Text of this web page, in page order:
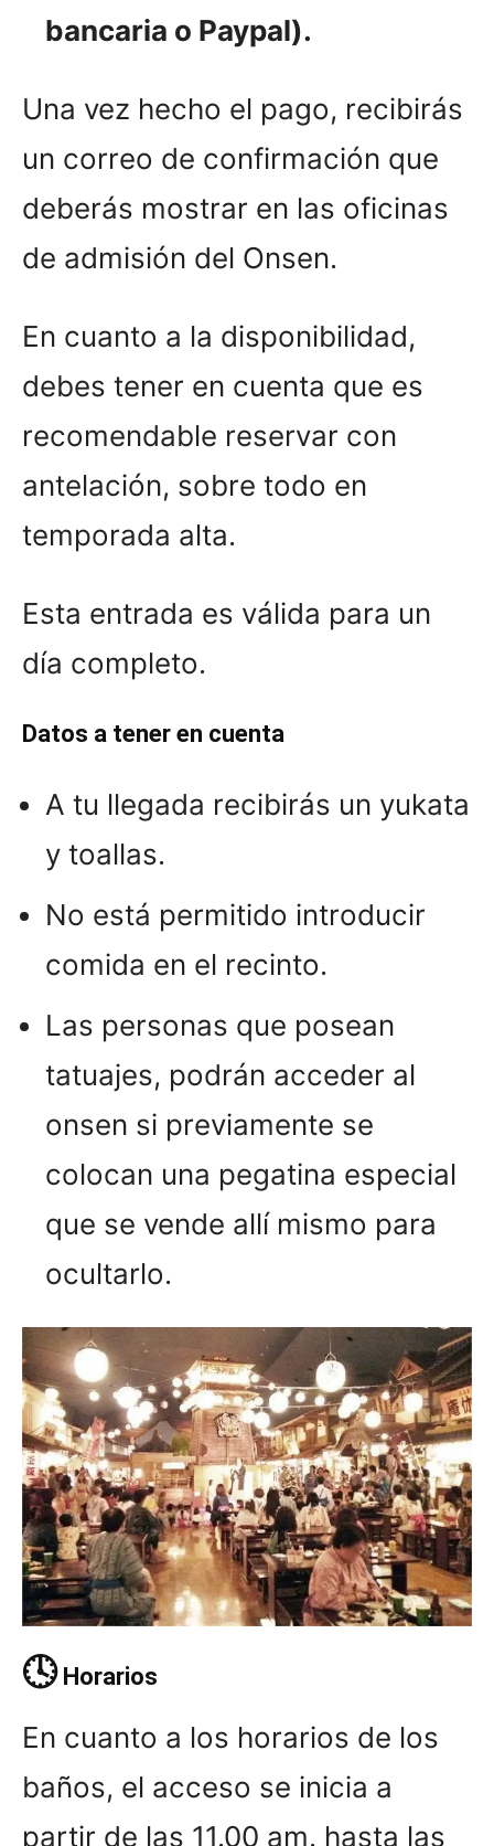
bancaria o Paypal).
Una vez hecho el pago, recibirás
un correo de confirmación que
deberás mostrar en las oficinas
de admisión del Onsen.
En cuanto a la disponibilidad,
debes tener en cuenta que es
recomendable reservar con
antelación, sobre todo en
temporada alta.
Esta entrada es válida para un
día completo.
Datos a tener en cuenta
A tu llegada recibirás un yukata
y toallas.
No está permitido introducir
comida en el recinto.
Las personas que posean
tatuajes, podrán acceder al
onsen si previamente se
colocan una pegatina especial
que se vende allí mismo para
ocultarlo.
🕓Horarios
En cuanto a los horarios de los
baños, el acceso se inicia a
partir de las 11.00 am. hasta las